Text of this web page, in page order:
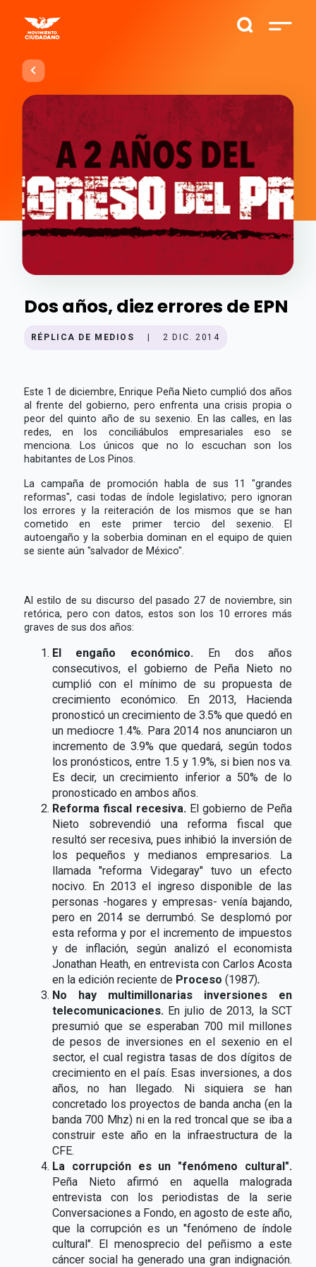
Dos años, diez errores de EPN
RÉPLICA DE MEDIOS 2 DIC. 2014
Este 1 de diciembre, Enrique Peña Nieto cumplió dos años
al frente del gobierno, pero enfrenta una crisis propia o
peor del quinto año de su sexenio. En las calles, en las
redes, en los conciliábulos empresariales eso se
menciona. Los únicos que no lo escuchan son los
habitantes de Los Pinos.
La campaña de promoción habla de sus 11 "grandes
reformas", casi todas de índole legislativo; pero ignoran
los errores y la reiteración de los mismos que se han
cometido en este primer tercio del sexenio. El
autoengaño y la soberbia dominan en el equipo de quien
se siente aún "salvador de México".
Al estilo de su discurso del pasado 27 de noviembre, sin
retórica, pero con datos, estos son los 10 errores más
graves de sus dos años:
El engaño económico. En dos años
consecutivos, el gobierno de Peña Nieto no
cumplió con el mínimo de su propuesta de
crecimiento económico. En 2013, Hacienda
pronosticó un crecimiento de 3.5% que quedó en
un mediocre 1.4%. Para 2014 nos anunciaron un
incremento de 3.9% que quedará, según todos
los pronósticos, entre 1.5 y 1.9%, si bien nos va.
Es decir, un crecimiento inferior a 50% de lo
pronosticado en ambos años.
Reforma fiscal recesiva. El gobierno de Peña
Nieto sobrevendió una reforma fiscal que
resultó ser recesiva, pues inhibió la inversión de
los pequeños y medianos empresarios. La
llamada "reforma Videgaray" tuvo un efecto
nocivo. En 2013 el ingreso disponible de las
personas -hogares y empresas- venía bajando,
pero en 2014 se derrumbó. Se desplomó por
esta reforma y por el incremento de impuestos
y de inflación, según analizó el economista
Jonathan Heath, en entrevista con Carlos Acosta
en la edición reciente de Proceso (1987).
No hay multimillonarias inversiones en
telecomunicaciones. En julio de 2013, la SCT
presumió que se esperaban 700 mil millones
de pesos de inversiones en el sexenio en el
sector, el cual registra tasas de dos dígitos de
crecimiento en el país. Esas inversiones, a dos
años, no han llegado. Ni siquiera se han
concretado los proyectos de banda ancha (en la
banda 700 Mhz) ni en la red troncal que se iba a
construir este año en la infraestructura de la
CFE.
La corrupción es un "fenómeno cultural".
Peña Nieto afirmó en aquella malograda
entrevista con los periodistas de la serie
Conversaciones a Fondo, en agosto de este año,
que la corrupción es un "fenómeno de índole
cultural". El menosprecio del peñismo a este
cáncer social ha generado una gran indignación.